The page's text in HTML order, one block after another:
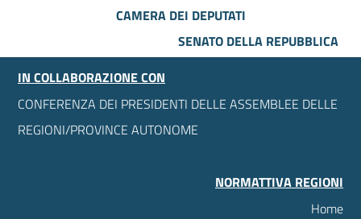
CAMERA DEI DEPUTATI
SENATO DELLA REPUBBLICA
IN COLLABORAZIONE CON
CONFERENZA DEI PRESIDENTI DELLE ASSEMBLEE DELLE
REGIONI/PROVINCE AUTONOME
NORMATTIVA REGIONI
Home